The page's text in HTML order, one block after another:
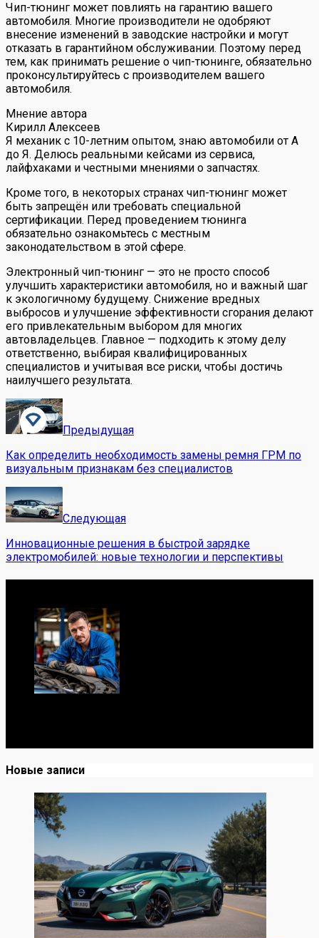
Чип-тюнинг может повлиять на гарантию вашего
автомобиля. Многие производители не одобряют
внесение изменений в заводские настройки и могут
отказать в гарантийном обслуживании. Поэтому перед
тем, как принимать решение о чип-тюнинге, обязательно
проконсультируйтесь с производителем вашего
автомобиля.
Мнение автора
Кирилл Алексеев
Я механик с 10-летним опытом, знаю автомобили от А
до Я. Делюсь реальными кейсами из сервиса,
лайфхаками и честными мнениями о запчастях.
Кроме того, в некоторых странах чип-тюнинг может
быть запрещён или требовать специальной
сертификации. Перед проведением тюнинга
обязательно ознакомьтесь с местным
законодательством в этой сфере.
Электронный чип-тюнинг — это не просто способ
улучшить характеристики автомобиля, но и важный шаг
к экологичному будущему. Снижение вредных
выбросов и улучшение эффективности сгорания делают
его привлекательным выбором для многих
автовладельцев. Главное — подходить к этому делу
ответственно, выбирая квалифицированных
специалистов и учитывая все риски, чтобы достичь
наилучшего результата.
Предыдущая
Как определить необходимость замены ремня ГРМ по
визуальным признакам без специалистов
Следующая
Инновационные решения в быстрой зарядке
электромобилей: новые технологии и перспективы
Новые записи